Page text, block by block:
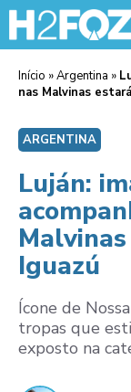
Início »Argentina »
nas Malvinas
ARGENTINA
Luján:
Iguazú
Ícone de
tropas que
exposto na